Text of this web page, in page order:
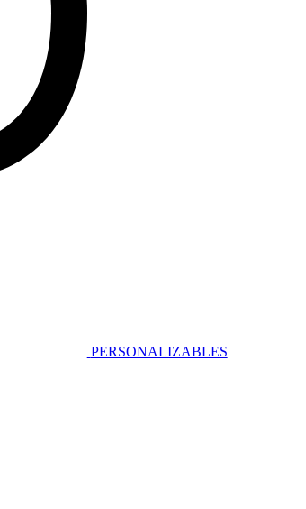
PERSONALIZABLES